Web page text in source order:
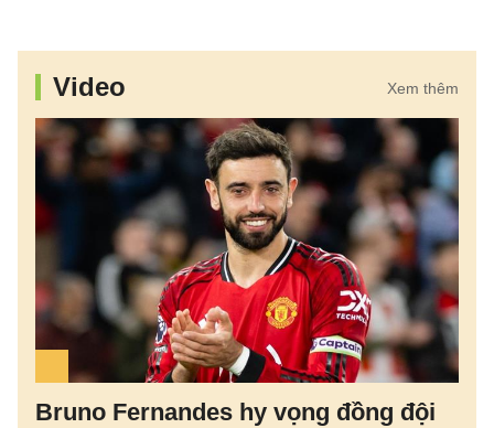
Video Xem thêm
Bruno Fernandes hy vọng đồng đội